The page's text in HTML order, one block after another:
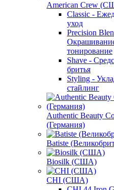
American Crew
Classic -
уход
Precision
тонирование
Shave -
бритья
Styling -
стайлинг
Authentic Beauty
(Германия)
Batiste
Biosilk (США)
CHI (США)